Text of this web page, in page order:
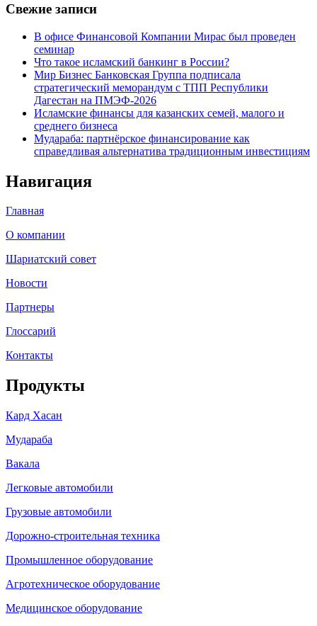
Свежие записи
В офисе Финансовой Компании Мирас был проведен
семинар
Что такое исламский банкинг в России?
Мир Бизнес Банковская Группа подписала
стратегический меморандум с ТПП Республики
Дагестан на ПМЭФ-2026
Исламские финансы для казанских семей, малого и
среднего бизнеса
Мудараба: партнёрское финансирование как
справедливая альтернатива традиционным инвестициям
Навигация
Главная
О компании
Шариатский совет
Новости
Партнеры
Глоссарий
Контакты
Продукты
Кард Хасан
Мудараба
Вакала
Легковые автомобили
Грузовые автомобили
Дорожно-строительная техника
Промышленное оборудование
Агротехническое оборудование
Медицинское оборудование